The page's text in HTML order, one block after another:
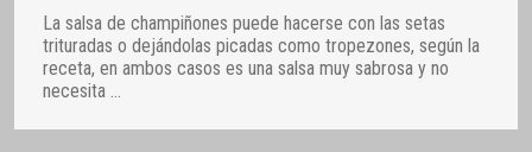
La salsa de champiñones puede hacerse con las setas
trituradas o dejándolas picadas como tropezones, según la
receta, en ambos casos es una salsa muy sabrosa y no
necesita